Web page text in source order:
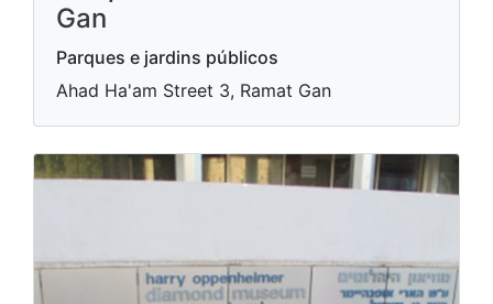
Gan
Parques e jardins públicos
Ahad Ha'am Street 3, Ramat Gan